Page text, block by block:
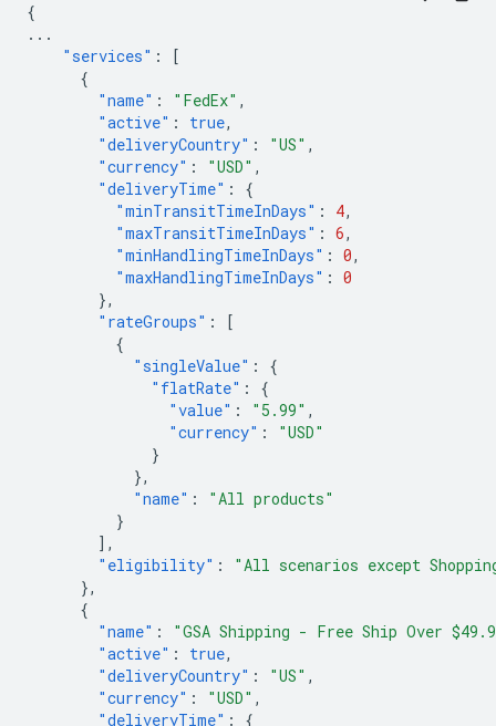
{
...
"services" :
[
{
"name" : "FedEx" ,
"active" : true,
"deliveryCountry" : "US" ,
"currency" : "USD" ,
"deliveryTime" :
{
"minTransitTimeInDays" : 4,
"maxTransitTimeInDays" : 6,
"minHandlingTimeInDays" : 0,
"maxHandlingTimeInDays" : 0
},
"rateGroups" :
[
{
"singleValue" :
{
"flatRate" :
{
"value" : "5.99" ,
"currency" :
"USD"
}
},
"name" :
"All products"
}
],
"eligibility" :
"All scenarios except
},
{
"name" :
"GSA Shipping - Free Ship Over
"active" : true,
"deliveryCountry" : "US" ,
"currency" : "USD" ,
"deliveryTime" :
{